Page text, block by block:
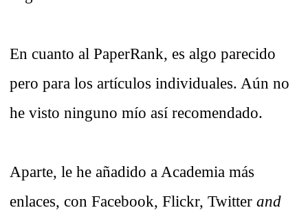
En cuanto al PaperRank, es algo parecido
pero para los artículos individuales. Aún no
he visto ninguno mío así recomendado.
Aparte, le he añadido a Academia más
enlaces, con Facebook, Flickr, Twitter and